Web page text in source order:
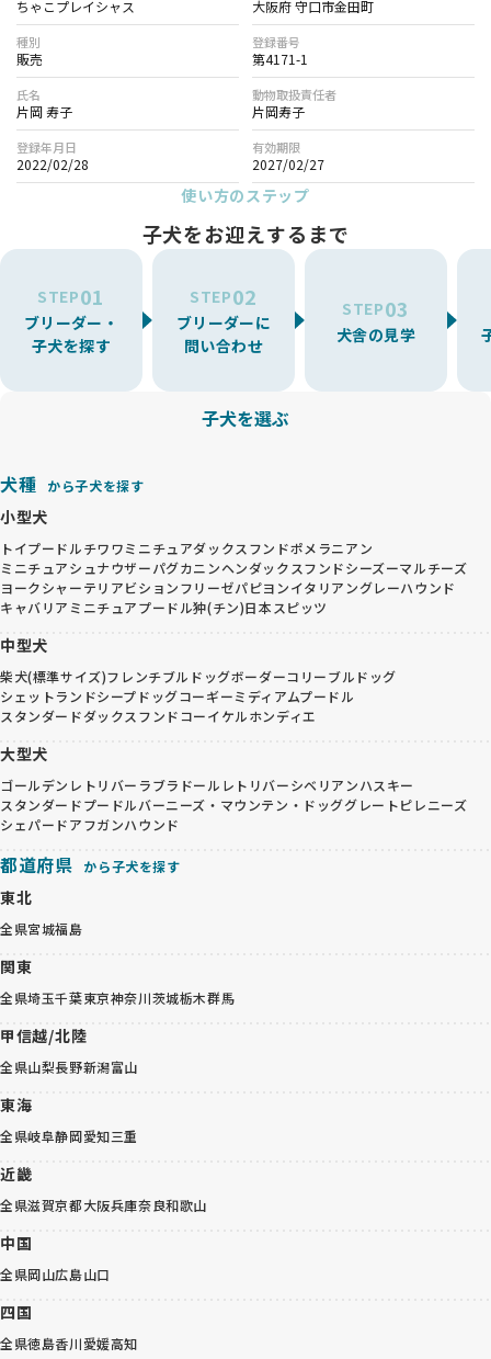
ちゃこプレイシャス 大阪府 守口市金田町
種別
販売
登録番号
第4171-1
氏名
片岡 寿子
動物取扱責任者
片岡寿子
登録年月日
2022/02/28
有効期限
2027/02/27
使い方のステップ
子犬をお迎えするまで
STEP01
ブリーダー・
子犬を探す
STEP02
ブリーダーに
問い合わせ
STEP03
犬舎の見学
子犬を選ぶ
犬種 から子犬を探す
小型犬
トイプードルチワワミニチュアダックスフンドポメラニアン
ミニチュアシュナウザーパグカニンヘンダックスフンドシーズーマルチーズ
ヨークシャーテリアビションフリーゼパピヨンイタリアングレーハウンド
キャバリア ミニチュアプードル狆(チン)日本スピッツ
中型犬
柴犬(標準サイズ)フレンチブルドッグボーダーコリーブルドッグ
シェットランドシープドッグコーギーミディアムプードル
スタンダードダックスフンドコーイケルホンディエ
大型犬
ゴールデンレトリバー ラブラドールレトリバーシベリアンハスキー
スタンダードプードルバーニーズ・マウンテン・ドッググレートピレニーズ
シェパードアフガンハウンド
都道府県 から子犬を探す
東北
全県宮城福島
関東
全県埼玉千葉東京神奈川茨城栃木群馬
甲信越/北陸
全県山梨長野新潟富山
東海
全県岐阜静岡愛知三重
近畿
全県滋賀京都大阪兵庫奈良和歌山
中国
全県岡山広島山口
四国
全県徳島香川愛媛高知